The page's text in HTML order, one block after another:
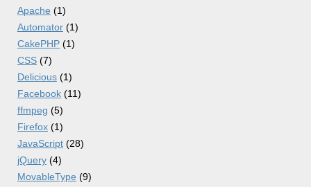
Apache (1)
Automator (1)
CakePHP (1)
CSS (7)
Delicious (1)
Facebook (11)
ffmpeg (5)
Firefox (1)
JavaScript (28)
jQuery (4)
MovableType (9)